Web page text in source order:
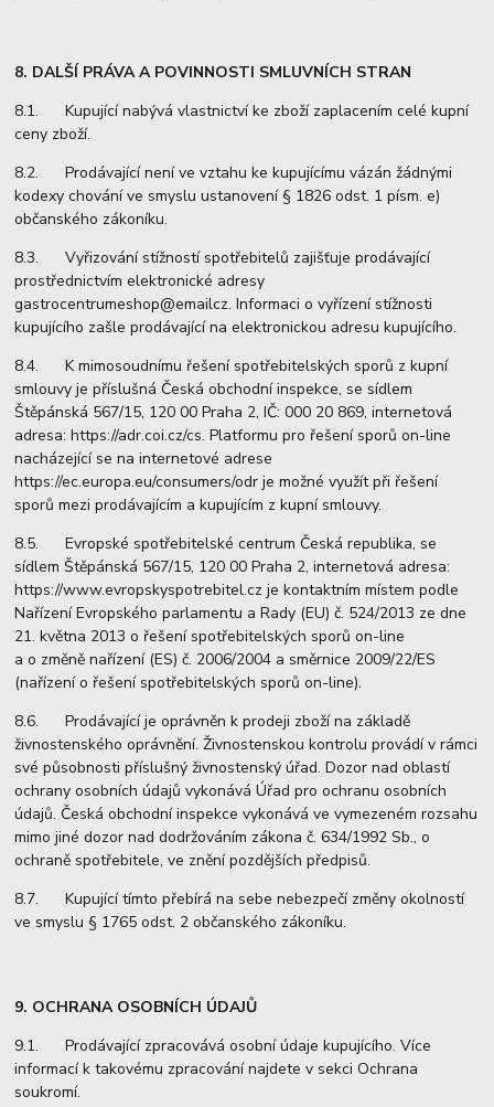
8. DALŠÍ PRÁVA A POVINNOSTI SMLUVNÍCH STRAN
8.1. Kupující nabývá vlastnictví ke zboží zaplacením celé kupní
ceny zboží.
8.2. Prodávající není ve vztahu ke kupujícímu vázán žádnými
kodexy chování ve smyslu ustanovení § 1826 odst. 1 písm. e)
občanského zákoníku.
8.3. Vyřizování stížností spotřebitelů zajišťuje prodávající
prostřednictvím elektronické adresy
gastrocentrumeshop@emailcz. Informaci o vyřízení stížnosti
kupujícího zašle prodávající na elektronickou adresu kupujícího.
8.4. K mimosoudnímu řešení spotřebitelských sporů z kupní
smlouvy je příslušná Česká obchodní inspekce, se sídlem
Štěpánská 567/15, 120 00 Praha 2, IČ: 000 20 869, internetová
adresa: https://adr.coi.cz/cs. Platformu pro řešení sporů on-line
nacházející se na internetové adrese
https://ec.europa.eu/consumers/odr je možné využít při řešení
sporů mezi prodávajícím a kupujícím z kupní smlouvy.
8.5. Evropské spotřebitelské centrum Česká republika, se
sídlem Štěpánská 567/15, 120 00 Praha 2, internetová adresa:
https://www.evropskyspotrebitel.cz je kontaktním místem podle
Nařízení Evropského parlamentu a Rady (EU) č. 524/2013 ze dne
21. května 2013 o řešení spotřebitelských sporů on-line
a o změně nařízení (ES) č. 2006/2004 a směrnice 2009/22/ES
(nařízení o řešení spotřebitelských sporů on-line).
8.6. Prodávající je oprávněn k prodeji zboží na základě
živnostenského oprávnění. Živnostenskou kontrolu provádí v rámci
své působnosti příslušný živnostenský úřad. Dozor nad oblastí
ochrany osobních údajů vykonává Úřad pro ochranu osobních
údajů. Česká obchodní inspekce vykonává ve vymezeném rozsahu
mimo jiné dozor nad dodržováním zákona č. 634/1992 Sb., o
ochraně spotřebitele, ve znění pozdějších předpisů.
8.7. Kupující tímto přebírá na sebe nebezpečí změny okolností
ve smyslu § 1765 odst. 2 občanského zákoníku.
9. OCHRANA OSOBNÍCH ÚDAJŮ
9.1. Prodávající zpracovává osobní údaje kupujícího. Více
informací k takovému zpracování najdete v sekci Ochrana
soukromí.